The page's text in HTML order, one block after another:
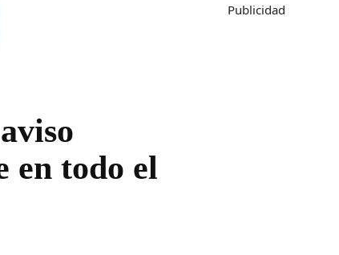
en todo el
Publicidad